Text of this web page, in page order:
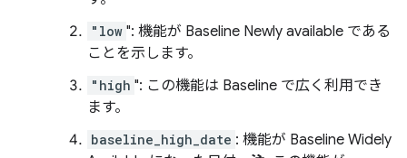
"low ": 機能が Baseline Newly available である
ことを示します。
"high ": この機能は Baseline で広く利用でき
ます。
baseline_high_date : 機能が Baseline Widely